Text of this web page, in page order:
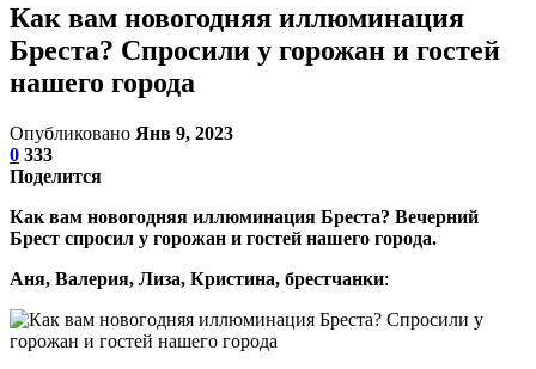
Как вам новогодняя иллюминация
Бреста? Спросили у горожан и гостей
нашего города
Опубликовано Янв 9, 2023
0 333
Поделится
Как вам новогодняя иллюминация Бреста? Вечерний
Брест спросил у горожан и гостей нашего города.
Аня, Валерия, Лиза, Кристина, брестчанки: